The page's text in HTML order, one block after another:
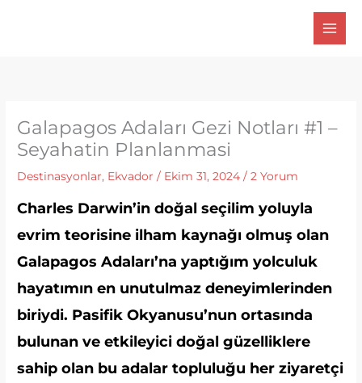
Galapagos Adaları Gezi Notları #1 –
Seyahatin Planlanmasi
Destinasyonlar, Ekvador / Ekim 31, 2024/2 Yorum
Charles Darwin’in doğal seçilim yoluyla
evrim teorisine ilham kaynağı olmuş olan
Galapagos Adaları’na yaptığım yolculuk
hayatımın en unutulmaz deneyimlerinden
biriydi. Pasifik Okyanusu’nun ortasında
bulunan ve etkileyici doğal güzelliklere
sahip olan bu adalar topluluğu her ziyaretçi